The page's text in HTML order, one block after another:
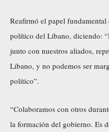
Reafirmó el papel
político del Líbano, diciendo:
junto con nuestros aliados,
Líbano, y no podemos ser
político”.
“Colaboramos con otros
la formación del gobierno. Es